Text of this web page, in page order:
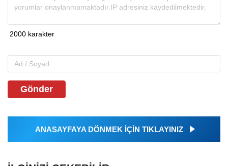
Gönder
ANASAYFAYA DÖNMEK İÇİN TIKLAYINIZ